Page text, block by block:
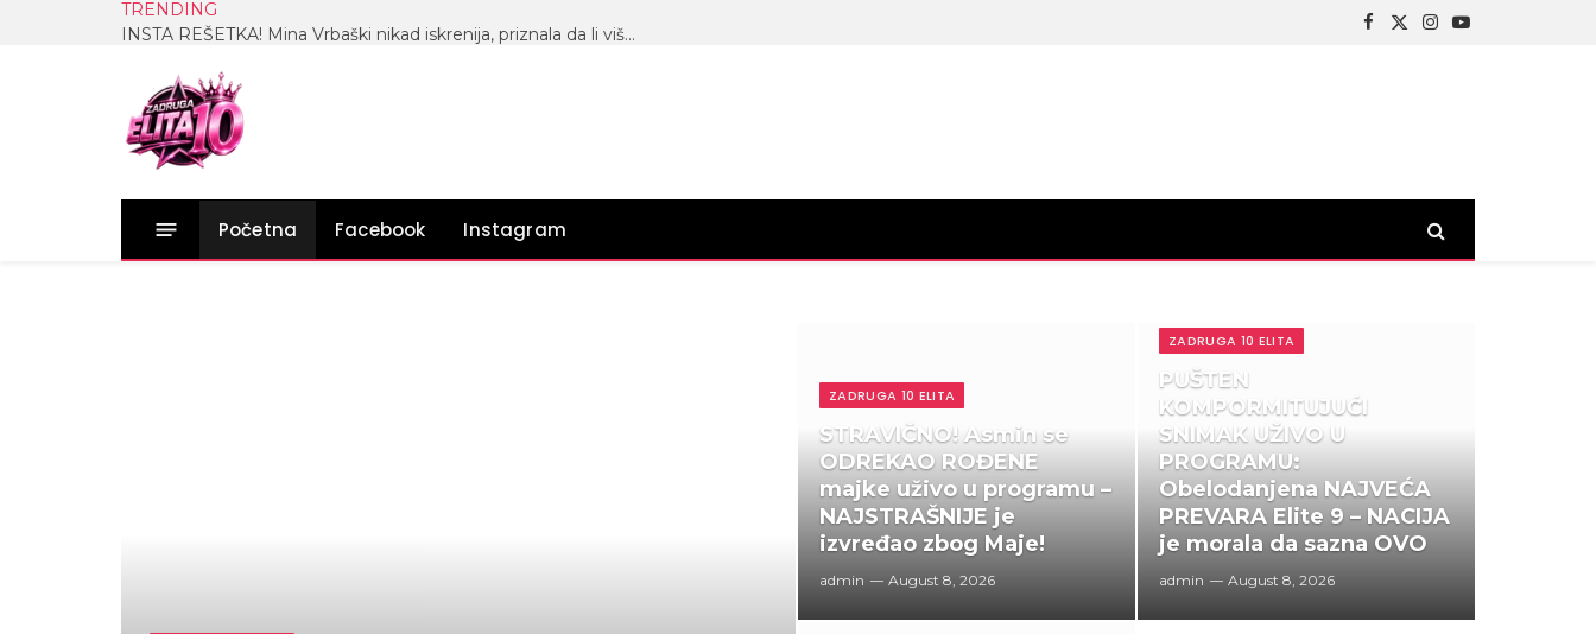
TRENDING
INSTA REŠETKA! Mina Vrbaški nikad iskrenija, priznala da li više voli Viktora od Mensura, pa otkrila šta će uraditi sa prstenom Aneli Ahmić (VIDEO)
Facebook
X
Instagram
YouTube
Početna Facebook Instagram
ZADRUGA 10 ELITA
STRAVIČNO! Asmin se
ODREKAO ROĐENE
majke uživo u programu –
NAJSTRAŠNIJE je
izvređao zbog Maje!
admin August 8, 2026
ZADRUGA 10 ELITA
PUŠTEN
KOMPORMITUJUĆI
SNIMAK UŽIVO U
PROGRAMU:
Obelodanjena NAJVEĆA
PREVARA Elite 9 – NACIJA
je morala da sazna OVO
admin August 8, 2026